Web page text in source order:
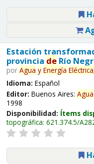
Estación
provincia deRío
por Agua y Energía
Idioma: Español
Editor: Buenos Aires: Agua
1998
Disponibilidad: Ítems
topográfica: 621.374.5/